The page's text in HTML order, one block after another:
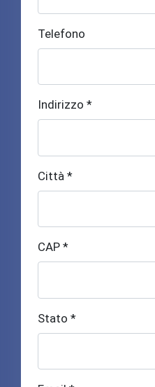
Telefono
Indirizzo *
Città *
CAP *
Stato *